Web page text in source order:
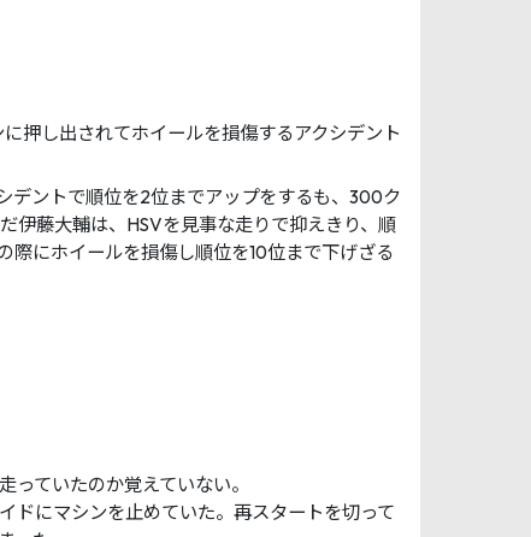
押し出されてホイールを損傷するアクシデント
デントで順位を2位までアップをするも、300ク
伊藤大輔は、HSVを見事な走りで抑えきり、順
にホイールを損傷し順位を10位まで下げざる
ていたのか覚えていない。
ドにマシンを止めていた。再スタートを切って